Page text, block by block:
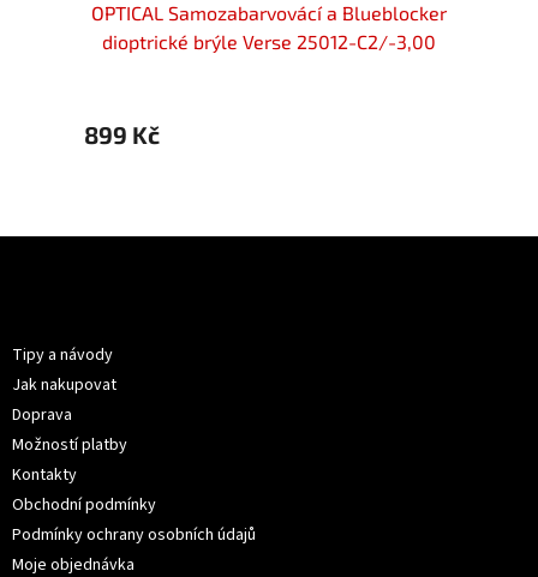
OPTICAL Samozabarvovácí a Blueblocker
dioptrické brýle Verse 25012-C2/-3,00
899 Kč
Tipy a návody
Jak nakupovat
Doprava
Možností platby
Kontakty
Obchodní podmínky
Podmínky ochrany osobních údajů
Moje objednávka